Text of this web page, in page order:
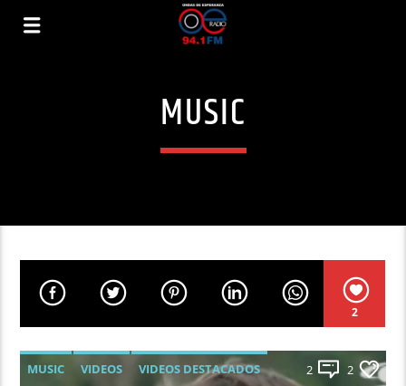
MUSIC
2
MUSIC VIDEOS VIDEOS DESTACADOS 2 2